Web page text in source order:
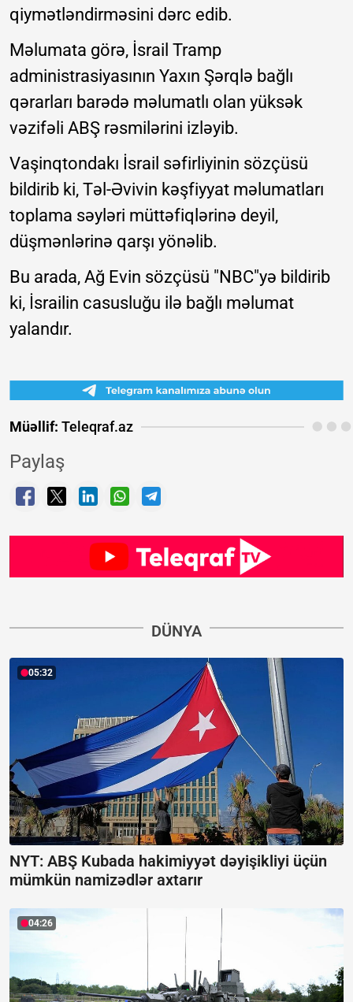
qiymətləndirməsini dərc edib.
Məlumata görə, İsrail Tramp
administrasiyasının Yaxın Şərqlə bağlı
qərarları barədə məlumatlı olan yüksək
vəzifəli ABŞ rəsmilərini izləyib.
Vaşinqtondakı İsrail səfirliyinin sözçüsü
bildirib ki, Təl-Əvivin kəşfiyyat məlumatları
toplama səyləri müttəfiqlərinə deyil,
düşmənlərinə qarşı yönəlib.
Bu arada, Ağ Evin sözçüsü "NBC"yə bildirib
ki, İsrailin casusluğu ilə bağlı məlumat
yalandır.
Müəllif: Teleqraf.az
Paylaş
DÜNYA
05:32
NYT: ABŞ Kubada hakimiyyət dəyişikliyi üçün
mümkün namizədlər axtarır
04:26